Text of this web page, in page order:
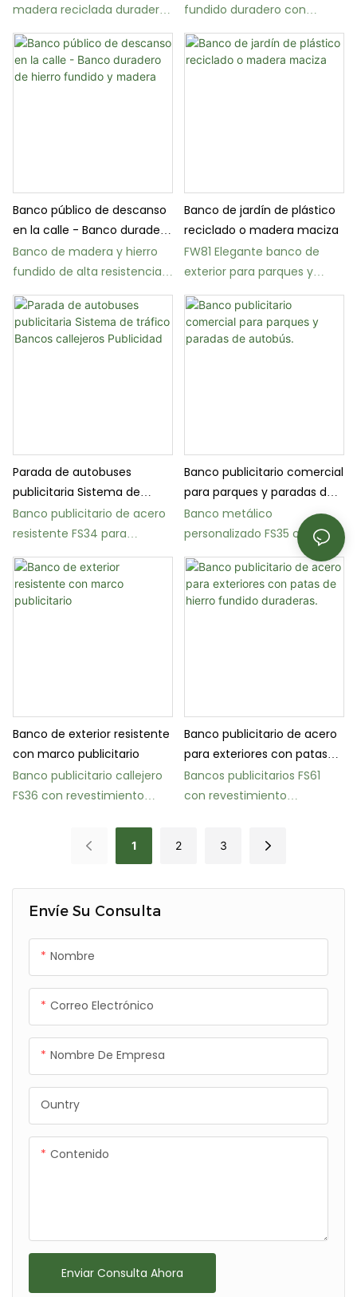
Envíe Su Consulta
Nombre
Correo Electrónico
Nombre De Empresa
Ountry
Contenido
Enviar Consulta Ahora
madera reciclada duradera
con estructura de acero,
modelo FW17.
fundido duradero con
asiento de madera
sintética.
Banco público de descanso
en la calle - Banco duradero
de hierro fundido y madera
Banco de madera y hierro
fundido de alta resistencia
FW33 para calles y parques.
Banco de jardín de plástico
reciclado o madera maciza
FW81 Elegante banco de
exterior para parques y
patios.
Parada de autobuses
publicitaria Sistema de
tráfico Bancos callejeros
Publicidad
Banco publicitario de acero
resistente FS34 para
paradas de autobús y calles.
Banco publicitario comercial
para parques y paradas de
autobús.
Banco metálico
personalizado FS35 con
paneles publicitarios
intercambiables
Banco de exterior resistente
con marco publicitario
Banco publicitario callejero
FS36 con revestimiento
Banco publicitario de acero
para exteriores con patas
de hierro fundido duraderas.
Bancos publicitarios FS61
con revestimiento
1 2 3